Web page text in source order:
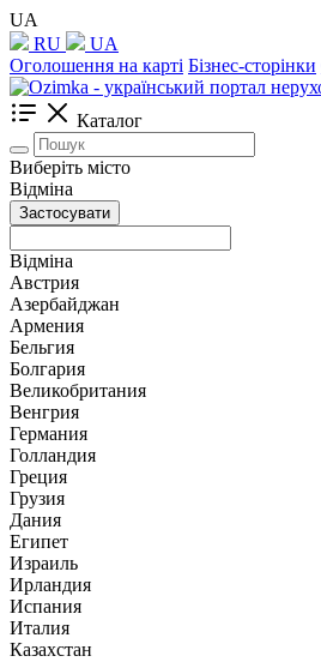
UA
RU
UA
Оголошення на карті Бізнес-сторінки
Каталог
Виберіть місто
Відміна
Застосувати
Відміна
Австрия
Азербайджан
Армения
Бельгия
Болгария
Великобритания
Венгрия
Германия
Голландия
Греция
Грузия
Дания
Египет
Израиль
Ирландия
Испания
Италия
Казахстан